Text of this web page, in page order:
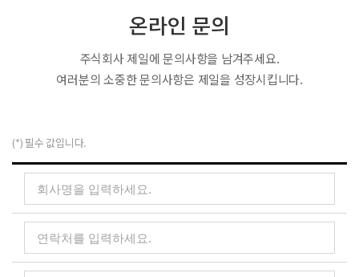
온라인 문의
주식회사 제일에 문의사항을 남겨주세요.
여러분의 소중한 문의사항은 제일을 성장시킵니다.